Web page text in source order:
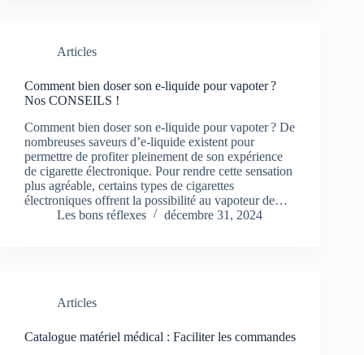
Articles
Comment bien doser son e-liquide pour vapoter ?
Nos CONSEILS !
Comment bien doser son e-liquide pour vapoter ? De
nombreuses saveurs d’e-liquide existent pour
permettre de profiter pleinement de son expérience
de cigarette électronique. Pour rendre cette sensation
plus agréable, certains types de cigarettes
électroniques offrent la possibilité au vapoteur de…
Les bons réflexes
décembre 31, 2024
Articles
Catalogue matériel médical : Faciliter les commandes